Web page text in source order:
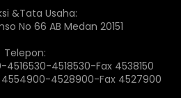
&Tata Usaha:
No 66 AB Medan 20151
Telepon:
4516530-4518530-Fax 4538150
4528900-Fax 4527900